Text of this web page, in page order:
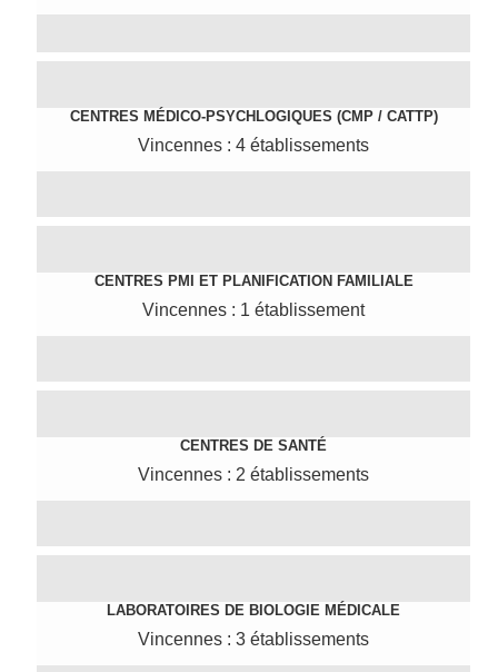
CENTRES MÉDICO-PSYCHLOGIQUES (CMP / CATTP)
Vincennes : 4 établissements
CENTRES PMI ET PLANIFICATION FAMILIALE
Vincennes : 1 établissement
CENTRES DE SANTÉ
Vincennes : 2 établissements
LABORATOIRES DE BIOLOGIE MÉDICALE
Vincennes : 3 établissements